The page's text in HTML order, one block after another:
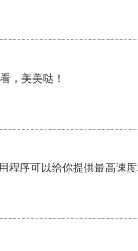
，美美哒！
程序可以给你提供最高速